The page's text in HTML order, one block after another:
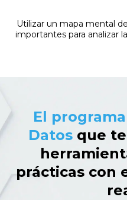
Utilizar un mapa mental
importantes para analizar
El
Datos que
prácticas con